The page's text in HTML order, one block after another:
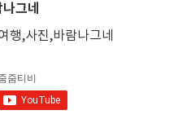
그네
행,사진,바람나그네